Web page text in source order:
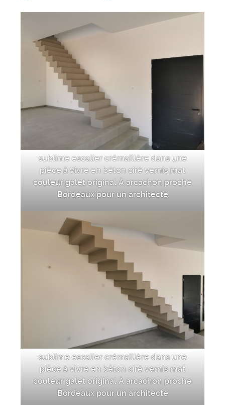
sublime escalier crémaillère dans une
pièce à vivre en béton ciré vernis mat
couleur galet original À arcachon proche
Bordeaux pour un architecte
sublime escalier crémaillère dans une
pièce à vivre en béton ciré vernis mat
couleur galet original À arcachon proche
Bordeaux pour un architecte